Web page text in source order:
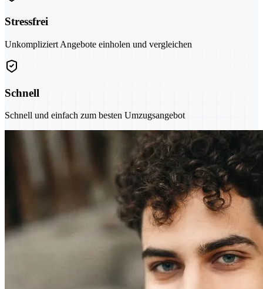
Stressfrei
Unkompliziert Angebote einholen und vergleichen
Schnell
Schnell und einfach zum besten Umzugsangebot